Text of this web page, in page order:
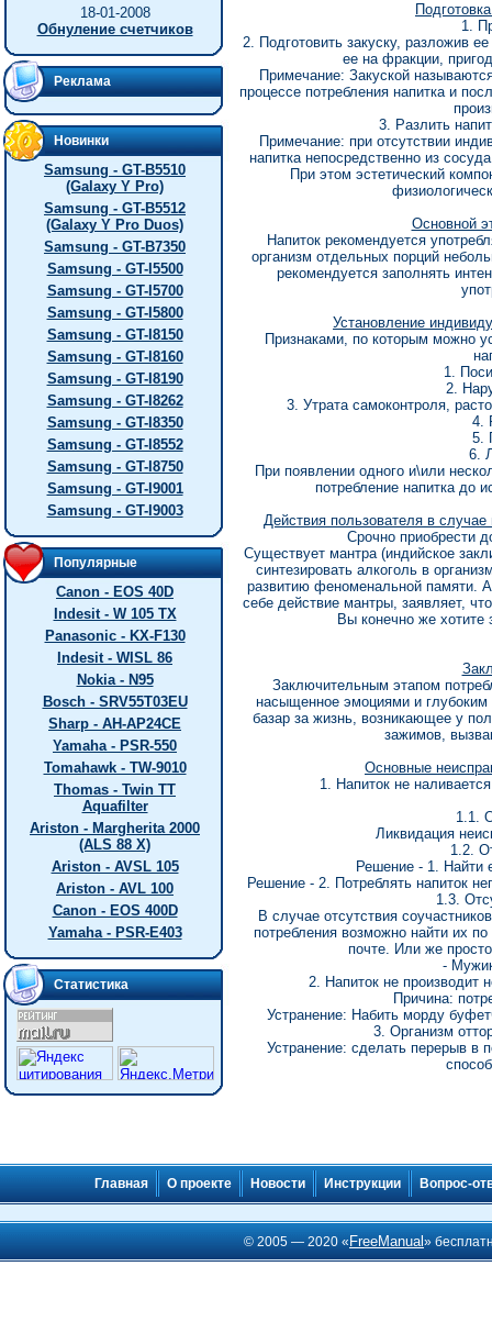
18-01-2008
Обнуление счетчиков
Реклама
Новинки
Samsung - GT-B5510
(Galaxy Y Pro)
Samsung - GT-B5512
(Galaxy Y Pro Duos)
Samsung - GT-B7350
Samsung - GT-I5500
Samsung - GT-I5700
Samsung - GT-I5800
Samsung - GT-I8150
Samsung - GT-I8160
Samsung - GT-I8190
Samsung - GT-I8262
Samsung - GT-I8350
Samsung - GT-I8552
Samsung - GT-I8750
Samsung - GT-I9001
Samsung - GT-I9003
Популярные
Canon - EOS 40D
Indesit - W 105 TX
Panasonic - KX-F130
Indesit - WISL 86
Nokia - N95
Bosch - SRV55T03EU
Sharp - AH-AP24CE
Yamaha - PSR-550
Tomahawk - TW-9010
Thomas - Twin TT
Aquafilter
Ariston - Margherita 2000
(ALS 88 X)
Ariston - AVSL 105
Ariston - AVL 100
Canon - EOS 400D
Yamaha - PSR-E403
Статистика
1.
2. Подготовить закуску, разложив
ее на фракции,
Примечание: Закуской
процессе потребления напитка и
3. Разлить
Примечание: при отсутствии
напитка непосредственно из
При этом эстетический
Основной
Напиток рекомендуется
организм отдельных порций
рекомендуется заполнять
Установление
Признаками, по которым можно
1.
2.
3. Утрата самоконтроля,
4.
5.
6.
При появлении одного и\или
потребление напитка до
Действия пользователя в
Срочно приобрести
Существует мантра (индийское
синтезировать алкоголь в
развитию феноменальной памяти.
себе действие мантры, заявляет,
Вы конечно же хотите
Заключительным этапом
насыщенное эмоциями и глубоким
базар за жизнь, возникающее у
зажимов,
Основные
1. Напиток не
1.1.
Ликвидация
1.2.
Решение - 1. Найти
Решение - 2. Потреблять напиток
1.3.
В случае отсутствия
потребления возможно найти их
почте. Или же
-
2. Напиток не производит
Причина:
Устранение: Набить морду
3. Организм
Устранение: сделать перерыв в
Главная О проекте Новости Инструкции Вопрос-
© 2005 — 2020 « FreeManual»